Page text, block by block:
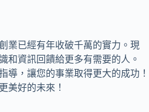
業已經有年收破千萬的實力。現
和資訊回饋給更多有需要的人。
導，讓您的事業取得更大的成功！
美好的未來！